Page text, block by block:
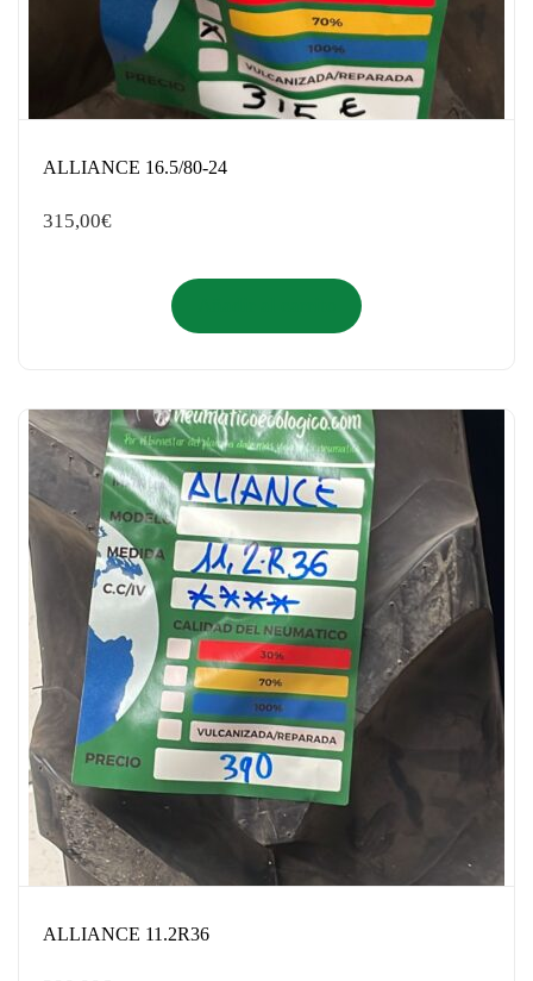
ALLIANCE 16.5/80-24
315,00€
ALLIANCE 11.2R36